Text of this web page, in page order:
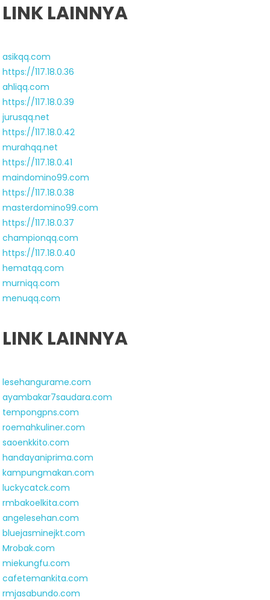
LINK LAINNYA
asikqq.com
https://117.18.0.36
ahliqq.com
https://117.18.0.39
jurusqq.net
https://117.18.0.42
murahqq.net
https://117.18.0.41
maindomino99.com
https://117.18.0.38
masterdomino99.com
https://117.18.0.37
championqq.com
https://117.18.0.40
hematqq.com
murniqq.com
menuqq.com
LINK LAINNYA
lesehangurame.com
ayambakar7saudara.com
tempongpns.com
roemahkuliner.com
saoenkkito.com
handayaniprima.com
kampungmakan.com
luckycatck.com
rmbakoelkita.com
angelesehan.com
bluejasminejkt.com
Mrobak.com
miekungfu.com
cafetemankita.com
rmjasabundo.com